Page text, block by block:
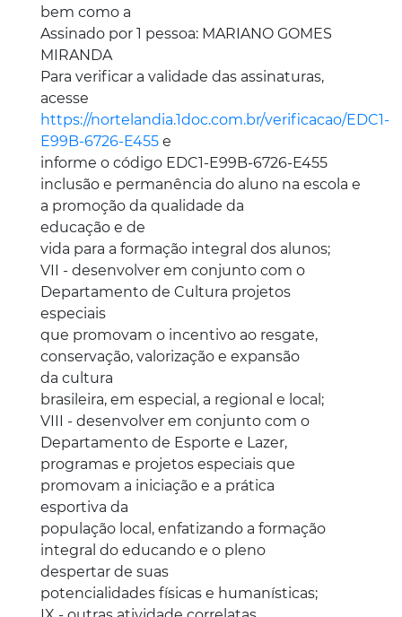
bem como a
Assinado por 1 pessoa: MARIANO GOMES
MIRANDA
Para verificar a validade das assinaturas,
acesse
https://nortelandia.1doc.com.br/verificacao/EDC1-
E99B-6726-E455 e
informe o código EDC1-E99B-6726-E455
inclusão e permanência do aluno na escola e
a promoção da qualidade da
educação e de
vida para a formação integral dos alunos;
VII - desenvolver em conjunto com o
Departamento de Cultura projetos
especiais
que promovam o incentivo ao resgate,
conservação, valorização e expansão
da cultura
brasileira, em especial, a regional e local;
VIII - desenvolver em conjunto com o
Departamento de Esporte e Lazer,
programas e projetos especiais que
promovam a iniciação e a prática
esportiva da
população local, enfatizando a formação
integral do educando e o pleno
despertar de suas
potencialidades físicas e humanísticas;